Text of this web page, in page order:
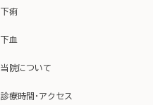
下痢
下血
当院について
診療時間･アクセス